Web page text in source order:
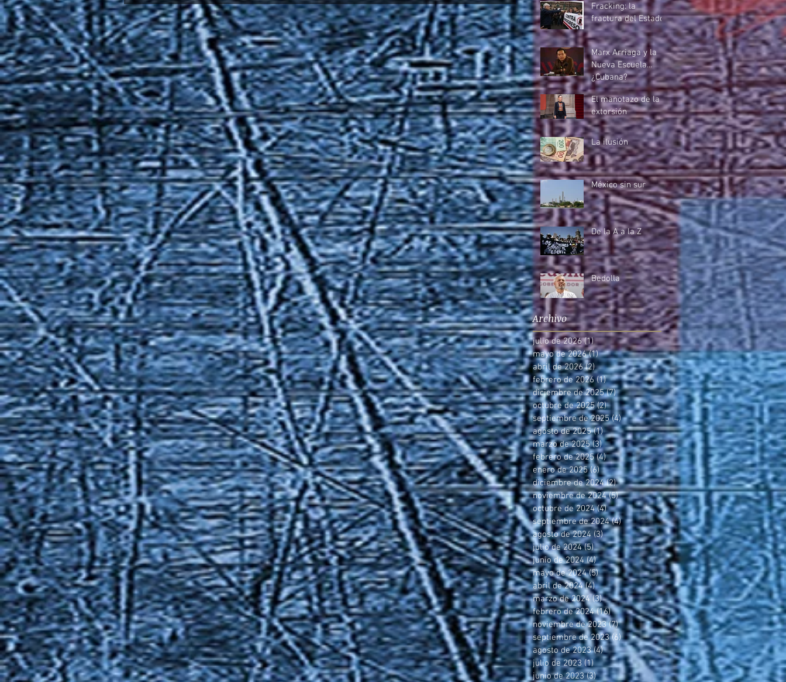
Fracking: la
fractura del Estado
Marx Arriaga y la
Nueva Escuela...
¿Cubana?
El manotazo de la
extorsión
La ilusión
México sin sur
De la A a la Z
Bedolla
Archivo
julio de 2026 (1)1 entrada
mayo de 2026 (1)1 entrada
abril de 2026 (2)2 entradas
febrero de 2026 (1)1 entrada
diciembre de 2025 (7)7 entradas
octubre de 2025 (2)2 entradas
septiembre de 2025 (4)4 entradas
agosto de 2025 (1)1 entrada
marzo de 2025 (3)3 entradas
febrero de 2025 (4)4 entradas
enero de 2025 (6)6 entradas
diciembre de 2024 (2)2 entradas
noviembre de 2024 (5)5 entradas
octubre de 2024 (4)4 entradas
septiembre de 2024 (4)4 entradas
agosto de 2024 (3)3 entradas
julio de 2024 (5)5 entradas
junio de 2024 (4)4 entradas
mayo de 2024 (5)5 entradas
abril de 2024 (4)4 entradas
marzo de 2024 (3)3 entradas
febrero de 2024 (16)16 entradas
noviembre de 2023 (7)7 entradas
septiembre de 2023 (6)6 entradas
agosto de 2023 (4)4 entradas
julio de 2023 (1)1 entrada
junio de 2023 (3)3 entradas